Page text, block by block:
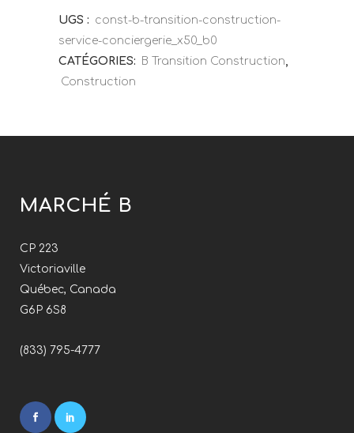
UGS : const-b-transition-construction-
service-conciergerie_x50_b0
CATÉGORIES:
B Transition Construction,
Construction
MARCHÉ B
CP 223
Victoriaville
Québec, Canada
G6P 6S8
(833) 795-4777